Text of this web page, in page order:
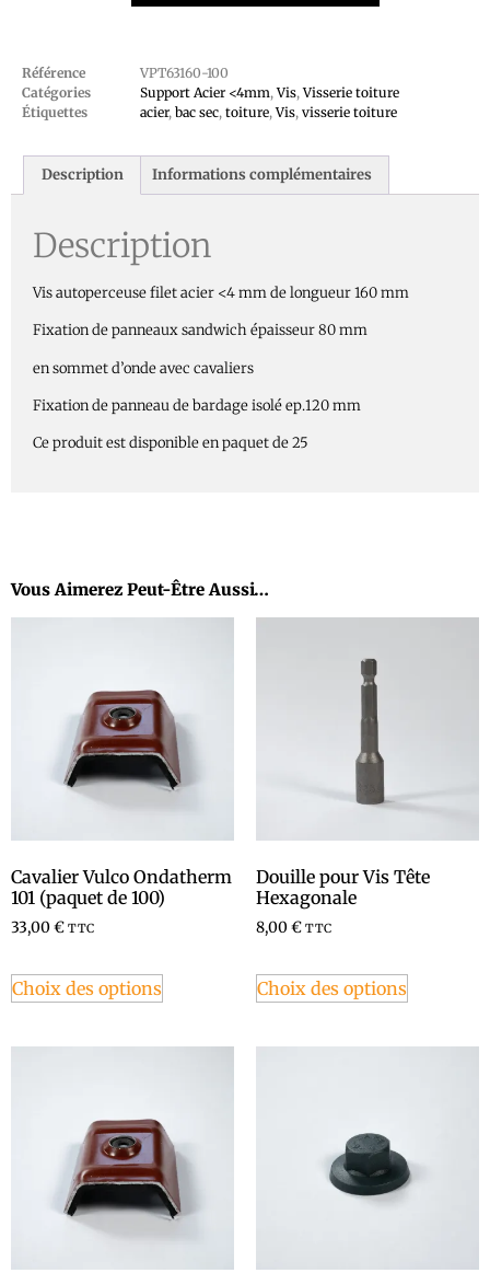
Référence
VPT63160-100
Catégories
Support Acier <4mm,Vis,Visserie toiture
Étiquettes
acier, bac sec, toiture,Vis, visserie toiture
Description Informations complémentaires
Description
Vis autoperceuse filet acier <4 mm de longueur 160 mm
Fixation de panneaux sandwich épaisseur 80 mm
en sommet d’onde avec cavaliers
Fixation de panneau de bardage isolé ep.120 mm
Ce produit est disponible en paquet de 25
Vous Aimerez Peut-Être Aussi…
Cavalier Vulco Ondatherm
101 (paquet de 100)
33,00€ TTC
Choix des options
Douille pour Vis Tête
Hexagonale
8,00€ TTC
Choix des options